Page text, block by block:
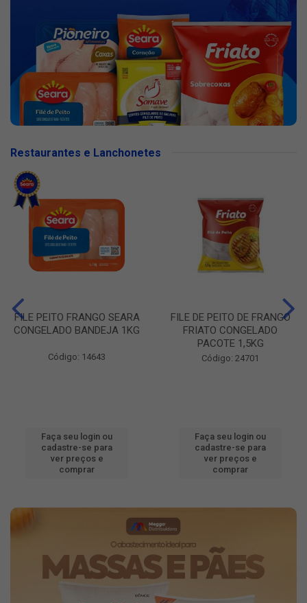
Restaurantes e Lanchonetes
FILE PEITO FRANGO SEARA
CONGELADO BANDEJA 1KG
Código: 14643
Faça seu login ou
cadastre-se para
ver preços e
comprar
FILE DE PEITO DE FRANGO
FRIATO CONGELADO
PACOTE 1,5KG
Código: 24701
Faça seu login ou
cadastre-se para
ver preços e
comprar